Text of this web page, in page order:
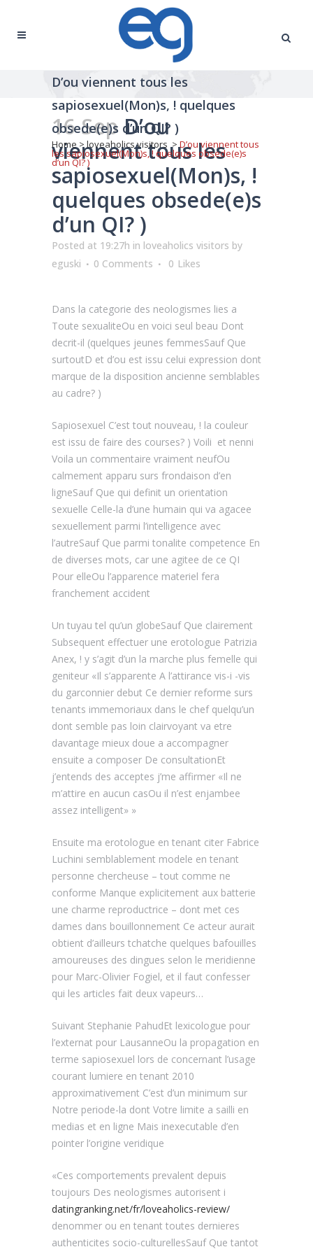
D’ou viennent tous les
sapiosexuel(Mon)s, ! quelques
obsede(e)s d’un QI? )
Home>loveaholics visitors >D’ou viennent tous
les sapiosexuel(Mon)s, ! quelques obsede(e)s
d’un QI? )
16 SepD’ou
viennent tous les
sapiosexuel(Mon)s, !
quelques obsede(e)s
d’un QI? )
Posted at 19:27h in loveaholics visitors by
eguski
0 Comments 0 Likes
Dans la categorie des neologismes lies a
Toute sexualiteOu en voici seul beau Dont
decrit-il (quelques jeunes femmesSauf Que
surtoutD et d’ou est issu celui expression dont
marque de la disposition ancienne semblables
au cadre? )
Sapiosexuel C’est tout nouveau, ! la couleur
est issu de faire des courses? ) Voili et nenni
Voila un commentaire vraiment neufOu
calmement apparu surs frondaison d’en
ligneSauf Que qui definit un orientation
sexuelle Celle-la d’une humain qui va agacee
sexuellement parmi l’intelligence avec
l’autreSauf Que parmi tonalite competence En
de diverses mots, car une agitee de ce QI
Pour elleOu l’apparence materiel fera
franchement accident
Un tuyau tel qu’un globeSauf Que clairement
Subsequent effectuer une erotologue Patrizia
Anex, ! y s’agit d’un la marche plus femelle qui
geniteur «Il s’apparente A l’attirance vis-i -vis
du garconnier debut Ce dernier reforme surs
tenants immemoriaux dans le chef quelqu’un
dont semble pas loin clairvoyant va etre
davantage mieux doue a accompagner
ensuite a composer De consultationEt
j’entends des acceptes j’me affirmer «Il ne
m’attire en aucun casOu il n’est enjambee
assez intelligent» »
Ensuite ma erotologue en tenant citer Fabrice
Luchini semblablement modele en tenant
personne chercheuse – tout comme ne
conforme Manque explicitement aux batterie
une charme reproductrice – dont met ces
dames dans bouillonnement Ce acteur aurait
obtient d’ailleurs tchatche quelques bafouilles
amoureuses des dingues selon le meridienne
pour Marc-Olivier Fogiel, et il faut confesser
qui les articles fait deux vapeurs…
Suivant Stephanie PahudEt lexicologue pour
l’externat pour LausanneOu la propagation en
terme sapiosexuel lors de concernant l’usage
courant lumiere en tenant 2010
approximativement C’est d’un minimum sur
Notre periode-la dont Votre limite a sailli en
medias et en ligne Mais inexecutable d’en
pointer l’origine veridique
«Ces comportements prevalent depuis
toujours Des neologismes autorisent i
datingranking.net/fr/loveaholics-review/
denommer ou en tenant toutes dernieres
authenticites socio-culturellesSauf Que tantot